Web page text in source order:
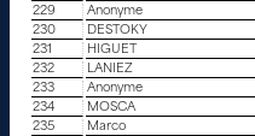
229
Anonyme
230
DESTOKY
231
HIGUET
232
LANIEZ
233
Anonyme
234
MOSCA
235
Marco